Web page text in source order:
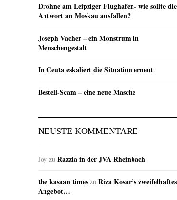
Drohne am Leipziger Flughafen- wie sollte die
Antwort an Moskau ausfallen?
Joseph Vacher – ein Monstrum in
Menschengestalt
In Ceuta eskaliert die Situation erneut
Bestell-Scam – eine neue Masche
NEUSTE KOMMENTARE
Joy zu Razzia in der JVA Rheinbach
the kasaan times zu Riza Kosar’s zweifelhaftes
Angebot…